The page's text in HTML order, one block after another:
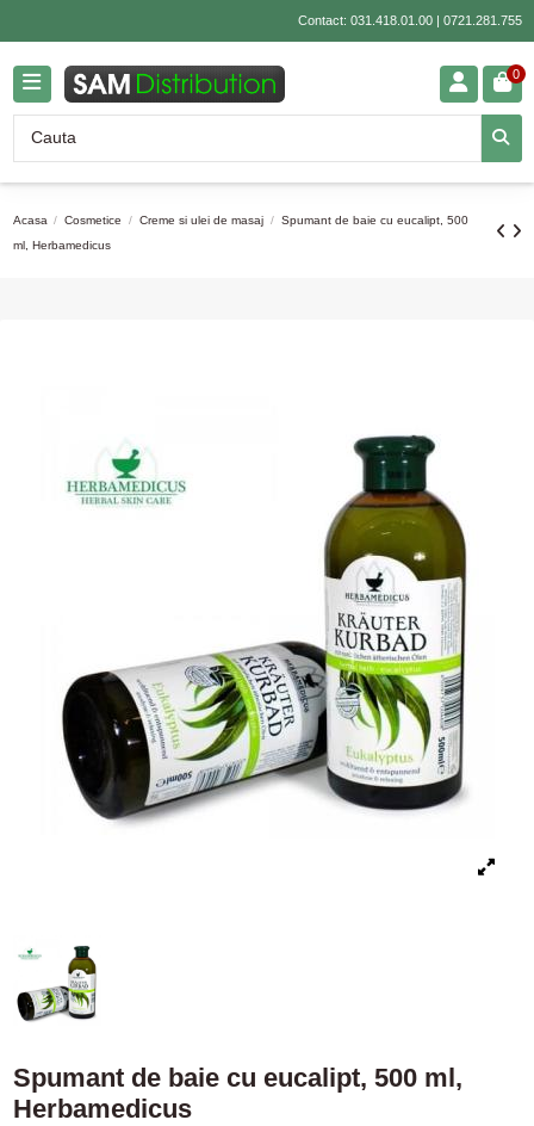
Contact: 031.418.01.00| 0721.281.755
0
Acasa Cosmetice Creme si ulei de masaj
Spumant de baie cu eucalipt, 500
ml, Herbamedicus
Spumant de baie cu eucalipt, 500 ml,
Herbamedicus